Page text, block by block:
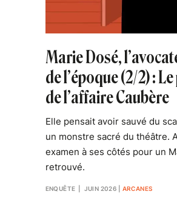
Marie Dosé,
de l’époque (2/2) :
de l’affaire Caubère
Elle pensait avoir sauvé du
un monstre sacré du théâtre.
examen à ses côtés pour un
retrouvé.
ENQUÊTE | JUIN 2026 ARCANES